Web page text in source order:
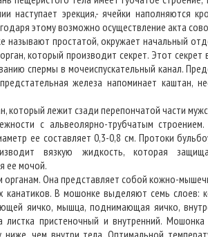
наступает эрекция,- ячейки наполняются
этому возможно осуществление акта
простатой, окружает начальный
который производит секрет. Этот
спермы в мочеиспускательный канал.
железа напоминает каштан,
лежит сзади перепончатой части
с альвеолярно-трубчатым строением.
ее составляет 0,3-0,8 см. Протоки
вязкую жидкость, которая
ее мочой.
Она представляет собой кожно-
В мошонке выделяют семь слоев:
яичко, мышца, поднимающая яичко,
пристеночный и внутренний. Мошонка
чем внутри тела. Оптимальной